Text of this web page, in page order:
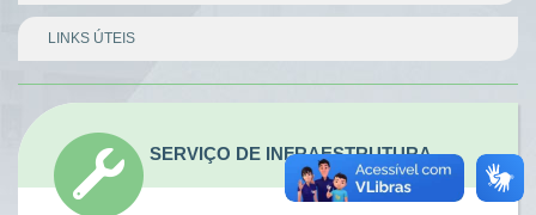
LINKS ÚTEIS
Divisor
SERVIÇO DE INFRAESTRUTURA